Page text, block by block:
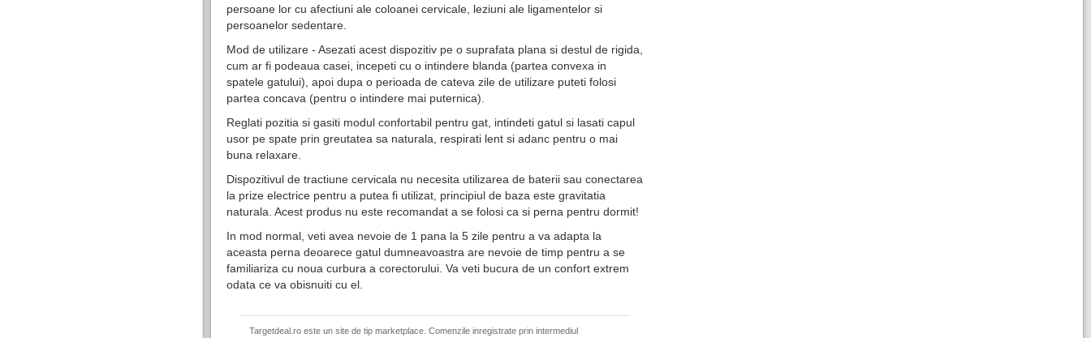
persoane lor cu afectiuni ale coloanei cervicale, leziuni ale ligamentelor si
persoanelor sedentare.
Mod de utilizare - Asezati acest dispozitiv pe o suprafata plana si destul de rigida,
cum ar fi podeaua casei, incepeti cu o intindere blanda (partea convexa in
spatele gatului), apoi dupa o perioada de cateva zile de utilizare puteti folosi
partea concava (pentru o intindere mai puternica).
Reglati pozitia si gasiti modul confortabil pentru gat, intindeti gatul si lasati capul
usor pe spate prin greutatea sa naturala, respirati lent si adanc pentru o mai
buna relaxare.
Dispozitivul de tractiune cervicala nu necesita utilizarea de baterii sau conectarea
la prize electrice pentru a putea fi utilizat, principiul de baza este gravitatia
naturala. Acest produs nu este recomandat a se folosi ca si perna pentru dormit!
In mod normal, veti avea nevoie de 1 pana la 5 zile pentru a va adapta la
aceasta perna deoarece gatul dumneavoastra are nevoie de timp pentru a se
familiariza cu noua curbura a corectorului. Va veti bucura de un confort extrem
odata ce va obisnuiti cu el.
Targetdeal.ro este un site de tip marketplace. Comenzile inregistrate prin intermediul